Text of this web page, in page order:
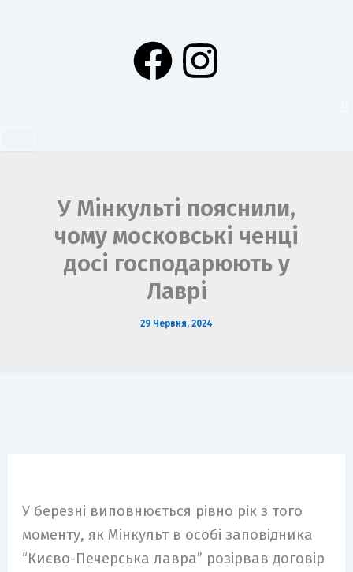
F
b
o
o
k
I
a
g
r
a
У Мінкульті пояснили,
чому московські ченці
досі господарюють у
Лаврі
29 Червня, 2024
У березні виповнюється рівно рік з того
моменту, як Мінкульт в особі заповідника
“Києво-Печерська лавра” розірвав договір